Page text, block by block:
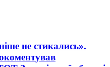
не стикались».